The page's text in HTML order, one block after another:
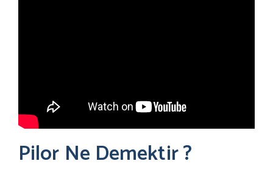
Pilor Ne Demektir ?